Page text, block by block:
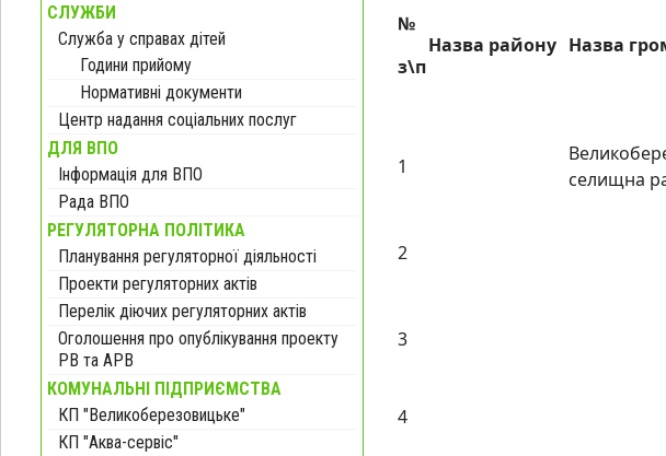
СЛУЖБИ
Служба у справах дітей
Години прийому
Нормативні документи
Центр надання соціальних послуг
ДЛЯ ВПО
Інформація для ВПО
Рада ВПО
РЕГУЛЯТОРНА ПОЛІТИКА
Планування регуляторної діяльності
Проекти регуляторних актів
Перелік діючих регуляторних актів
Оголошення про опублікування проекту
РВ та АРВ
КОМУНАЛЬНІ ПІДПРИЄМСТВА
КП "Великоберезовицьке"
КП "Аква-сервіс"
№
з\п
Назва району Назва
1
селищна
2
3
4